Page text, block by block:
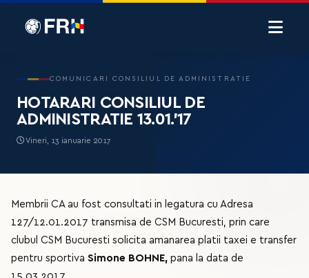
COMUNICARI CONSILIUL DE ADMINISTRATIE
HOTARARI CONSILIUL DE
ADMINISTRATIE 13.01.’17
Vineri, 13 ianuarie 2017
Membrii CA au fost consultati in legatura cu Adresa
127/12.01.2017 transmisa de CSM Bucuresti, prin care
clubul CSM Bucuresti solicita amanarea platii taxei e transfer
pentru sportiva Simone BOHNE, pana la data de